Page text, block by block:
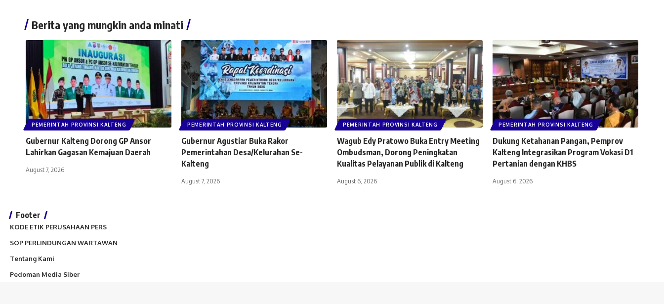
Berita yang mungkin anda minati
PEMERINTAH PROVINSI KALTENG
Gubernur Kalteng Dorong GP Ansor
Lahirkan Gagasan Kemajuan Daerah
August 7, 2026
PEMERINTAH PROVINSI KALTENG
Gubernur Agustiar Buka Rakor
Pemerintahan Desa/Kelurahan Se-
Kalteng
August 7, 2026
PEMERINTAH PROVINSI KALTENG
Wagub Edy Pratowo Buka Entry Meeting
Ombudsman, Dorong Peningkatan
Kualitas Pelayanan Publik di Kalteng
August 6, 2026
PEMERINTAH PROVINSI KALTENG
Dukung Ketahanan Pangan, Pemprov
Kalteng Integrasikan Program Vokasi D1
Pertanian dengan KHBS
August 6, 2026
Footer
KODE ETIK PERUSAHAAN PERS
SOP PERLINDUNGAN WARTAWAN
Tentang Kami
Pedoman Media Siber